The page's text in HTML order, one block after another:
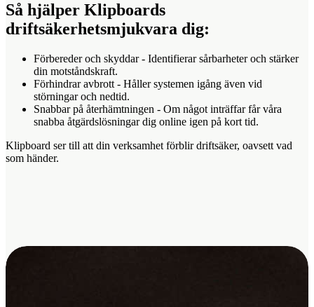
Så hjälper Klipboards
driftsäkerhetsmjukvara dig:
Förbereder och skyddar- Identifierar sårbarheter och stärker
din motståndskraft.
Förhindrar avbrott - Håller systemen igång även vid
störningar och nedtid.
Snabbar på återhämtningen - Om något inträffar får våra
snabba åtgärdslösningar dig online igen på kort tid.
Klipboard ser till att din verksamhet förblir driftsäker, oavsett vad
som händer.